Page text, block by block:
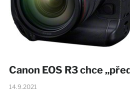
Canon EOS R3 chce
14.9.2021